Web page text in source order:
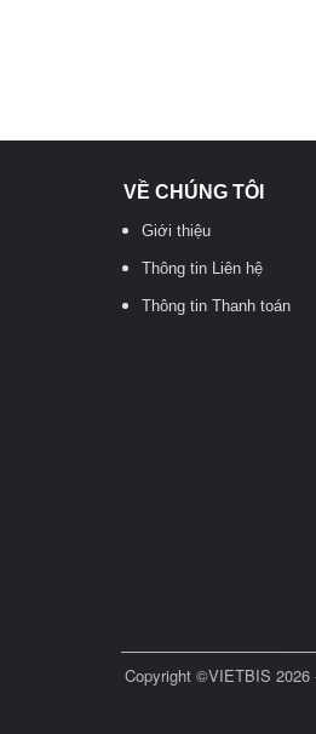
VỀ CHÚNG TÔI
Giới thiệu
Thông tin Liên hệ
Thông tin Thanh toán
Copyright ©VIETBIS 2026